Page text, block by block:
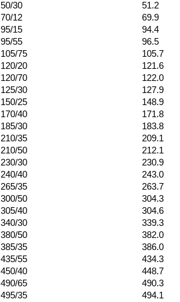
50/30
51.2
70/12
69.9
95/15
94.4
95/55
96.5
105/75
105.7
120/20
121.6
120/70
122.0
125/30
127.9
150/25
148.9
170/40
171.8
185/30
183.8
210/35
209.1
210/50
212.1
230/30
230.9
240/40
243.0
265/35
263.7
300/50
304.3
305/40
304.6
340/30
339.3
380/50
382.0
385/35
386.0
435/55
434.3
450/40
448.7
490/65
490.3
495/35
494.1